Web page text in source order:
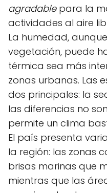
agradablepara la
actividades al aire
La humedad,
vegetación, puede
térmica sea más
zonas urbanas. Las
dos principales: la
las diferencias no
permite un clima
El país presenta
la región: las zonas
brisas marinas que
mientras que las